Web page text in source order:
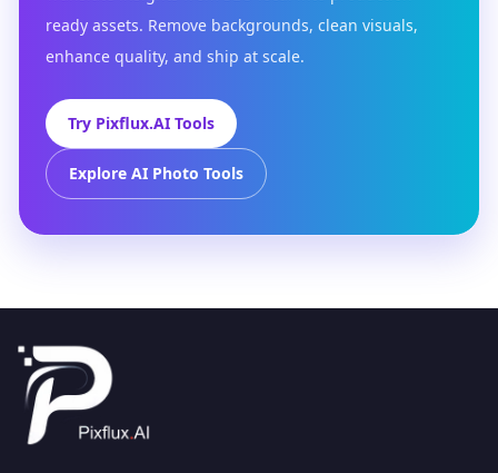
ready assets. Remove backgrounds, clean visuals,
enhance quality, and ship at scale.
Try Pixflux.AI Tools
Explore AI Photo Tools